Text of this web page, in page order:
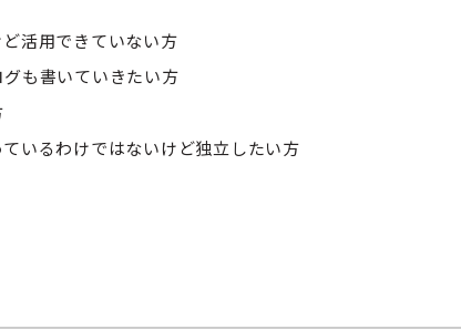
活用できていない方
も書いていきたい方
いるわけではないけど独立したい方